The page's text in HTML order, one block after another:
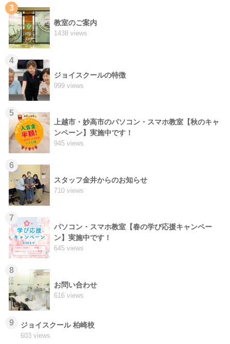
3
教室のご案内
1438 views
4
ジョイスクールの特徴
999 views
5
上越市・妙高市のパソコン・スマホ教室【秋のキャ
ンペーン】実施中です！
945 views
6
スタッフ金井からのお知らせ
710 views
7
パソコン・スマホ教室【春の学び応援キャンペー
ン】実施中です！
645 views
8
お問い合わせ
616 views
9 ジョイスクール 柏崎校
603 views